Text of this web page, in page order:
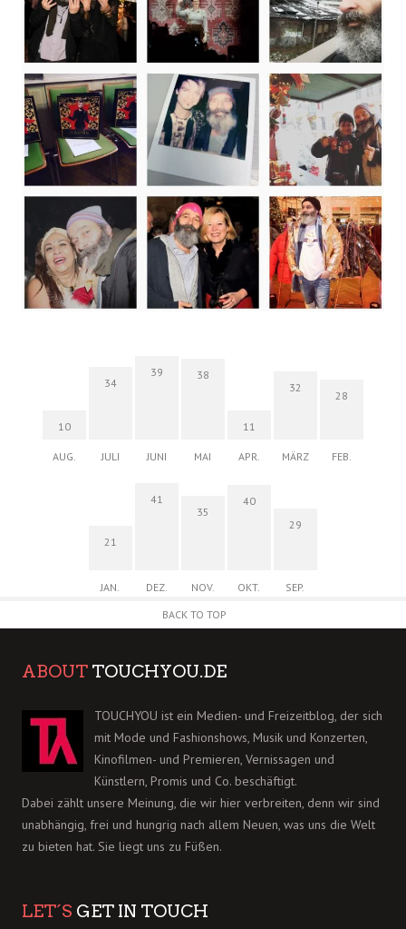
10
AUG.
34
JULI
39
JUNI
38
MAI
11
APR.
32
MÄRZ
28
FEB.
21
JAN.
41
DEZ.
35
NOV.
40
OKT.
29
SEP.
BACK TO TOP
ABOUT TOUCHYOU.DE
TOUCHYOU ist ein Medien- und Freizeitblog, der sich
mit Mode und Fashionshows, Musik und Konzerten,
Kinofilmen- und Premieren, Vernissagen und
Künstlern, Promis und Co. beschäftigt.
Dabei zählt unsere Meinung, die wir hier verbreiten, denn wir sind
unabhängig, frei und hungrig nach allem Neuen, was uns die Welt
zu bieten hat. Sie liegt uns zu Füßen.
LET´S GET IN TOUCH